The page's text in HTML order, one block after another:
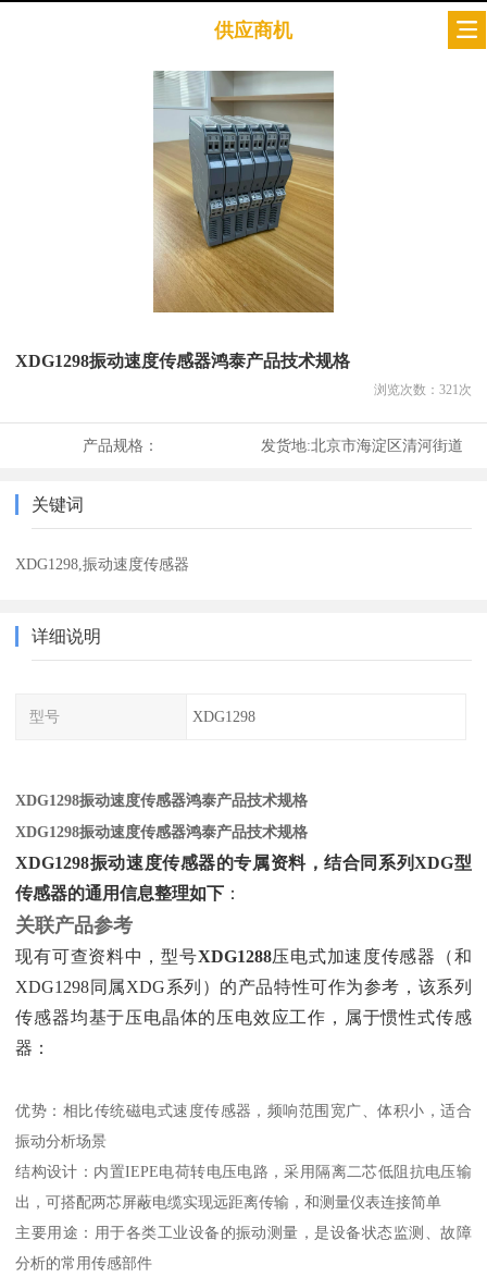
供应商机
XDG1298振动速度传感器鸿泰产品技术规格
浏览次数： 321 次
产品规格： 发货地:北京市海淀区清河街道
关键词
XDG1298,振动速度传感器
详细说明
型号 XDG1298
XDG1298振动速度传感器鸿泰产品技术规格
XDG1298振动速度传感器鸿泰产品技术规格
XDG1298振动速度传感器的专属资料，结合同系列XDG型
传感器的通用信息整理如下 ‌：
关联产品参考
现有可查资料中，型号‌XDG1288‌压电式加速度传感器（和
XDG1298同属XDG系列）的产品特性可作为参考，该系列
传感器均基于压电晶体的压电效应工作，属于惯性式传感
器：
优势：相比传统磁电式速度传感器，频响范围宽广、体积小，适合
振动分析场景
结构设计：内置IEPE电荷转电压电路，采用隔离二芯低阻抗电压输
出，可搭配两芯屏蔽电缆实现远距离传输，和测量仪表连接简单
主要用途：用于各类工业设备的振动测量，是设备状态监测、故障
分析的常用传感部件